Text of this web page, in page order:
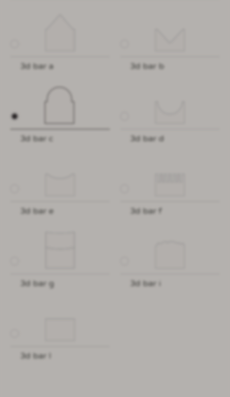
3d bar a 3d bar b
3d bar c 3d bar d
3d bar e 3d bar f
3d bar g 3d bar i
3d bar l